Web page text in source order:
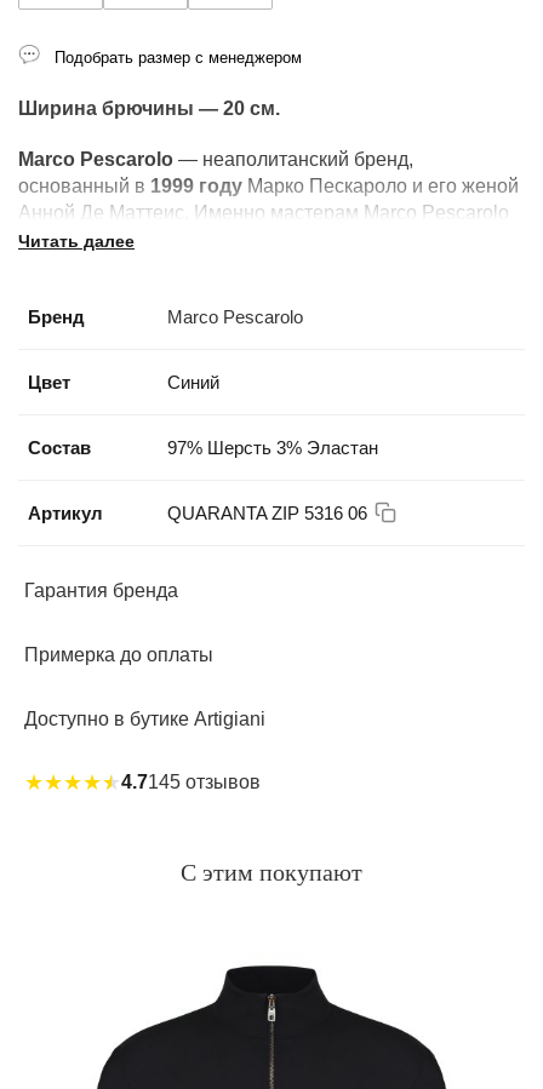
Ширина брючины — 20 см.
Marco Pescarolo — неаполитанский бренд,
основанный в 1999 году Марко Пескароло и его женой
Анной Де Маттеис. Именно мастерам Marco Pescarolo
доверяет пошив своих брюк легендарный
—маска Пульчинеллына лейбле, отсылающая к
Читать далее
Бренд Marco Pescarolo
Цвет Синий
Состав 97% Шерсть 3% Эластан
Артикул QUARANTA ZIP 5316 06
Гарантия бренда
Примерка до оплаты
Доступно в бутике Artigiani
★★★★★4.7145 отзывов
Подобрать размер с менеджером
С этим покупают